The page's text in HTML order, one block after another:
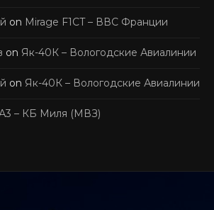
on Mirage F1CT – ВВС Франции
on Як-40К – Вологодские Авиалинии
on Як-40К – Вологодские Авиалинии
– КБ Миля (МВЗ)